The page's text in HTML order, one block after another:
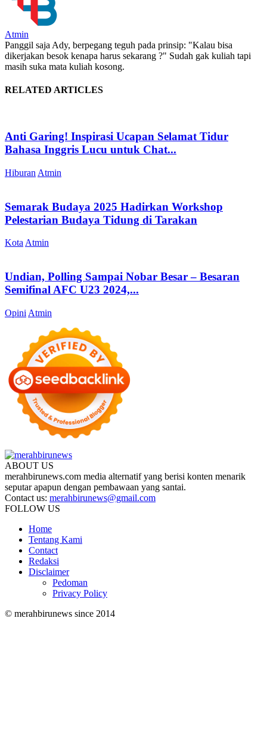
Atmin
Panggil saja Ady, berpegang teguh pada prinsip: "Kalau bisa
dikerjakan besok kenapa harus sekarang ?" Sudah gak kuliah tapi
masih suka mata kuliah kosong.
RELATED ARTICLES
Anti Garing! Inspirasi Ucapan Selamat Tidur
Bahasa Inggris Lucu untuk Chat...
Hiburan Atmin
Semarak Budaya 2025 Hadirkan Workshop
Pelestarian Budaya Tidung di Tarakan
Kota Atmin
Undian, Polling Sampai Nobar Besar – Besaran
Semifinal AFC U23 2024,...
Opini Atmin
ABOUT US
merahbirunews.com media alternatif yang berisi konten menarik
seputar apapun dengan pembawaan yang santai.
Contact us: merahbirunews@gmail.com
FOLLOW US
Home
Tentang Kami
Contact
Redaksi
Disclaimer
Pedoman
Privacy Policy
© merahbirunews since 2014